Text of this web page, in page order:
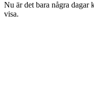
Nu är det bara några dagar
visa.